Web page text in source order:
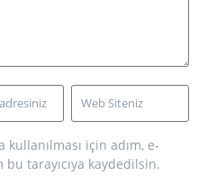
için adım, e-
tarayıcıya kaydedilsin.